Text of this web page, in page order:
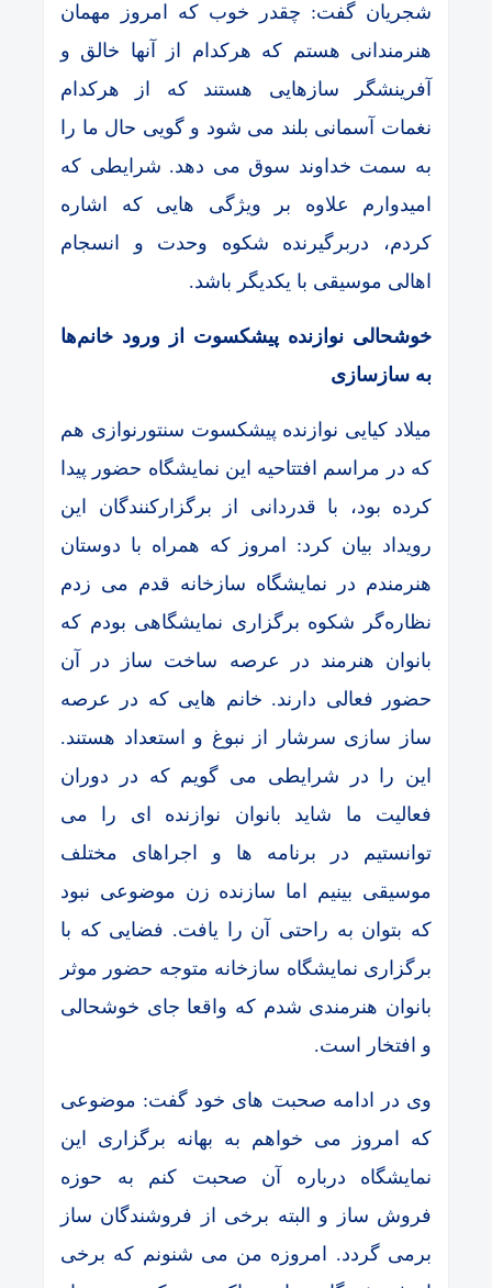
شجریان گفت: چقدر خوب که امروز مهمان
هنرمندانی هستم که هرکدام از آنها خالق و
آفرینشگر سازهایی هستند که از هرکدام
نغمات آسمانی بلند می شود و گویی حال ما را
به سمت خداوند سوق می دهد. شرایطی که
امیدوارم علاوه بر ویژگی هایی که اشاره
کردم، دربرگیرنده شکوه وحدت و انسجام
اهالی موسیقی با یکدیگر باشد.
خوشحالی نوازنده پیشکسوت از ورود خانم‌ها
به سازسازی
میلاد کیایی نوازنده پیشکسوت سنتورنوازی هم
که در مراسم افتتاحیه این نمایشگاه حضور پیدا
کرده بود، با قدردانی از برگزارکنندگان این
رویداد بیان کرد: امروز که همراه با دوستان
هنرمندم در نمایشگاه سازخانه قدم می زدم
نظاره‌گر شکوه برگزاری نمایشگاهی بودم که
بانوان هنرمند در عرصه ساخت ساز در آن
حضور فعالی دارند. خانم هایی که در عرصه
ساز سازی سرشار از نبوغ و استعداد هستند.
این را در شرایطی می گویم که در دوران
فعالیت ما شاید بانوان نوازنده ای را می
توانستیم در برنامه ها و اجراهای مختلف
موسیقی بینیم اما سازنده زن موضوعی نبود
که بتوان به راحتی آن را یافت. فضایی که با
برگزاری نمایشگاه سازخانه متوجه حضور موثر
بانوان هنرمندی شدم که واقعا جای خوشحالی
و افتخار است.
وی در ادامه صحبت های خود گفت: موضوعی
که امروز می خواهم به بهانه برگزاری این
نمایشگاه درباره آن صحبت کنم به حوزه
فروش ساز و البته برخی از فروشندگان ساز
برمی گردد. امروزه من می شنونم که برخی